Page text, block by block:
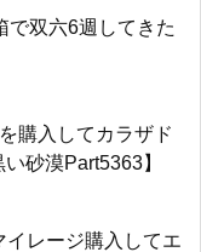
で双六6週してきた
購入してカラザド
砂漠Part5363】
レージ購入してエ